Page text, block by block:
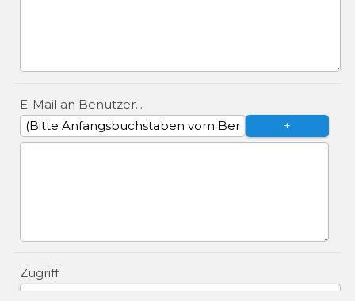
E-Mail an Benutzer...
Zugriff